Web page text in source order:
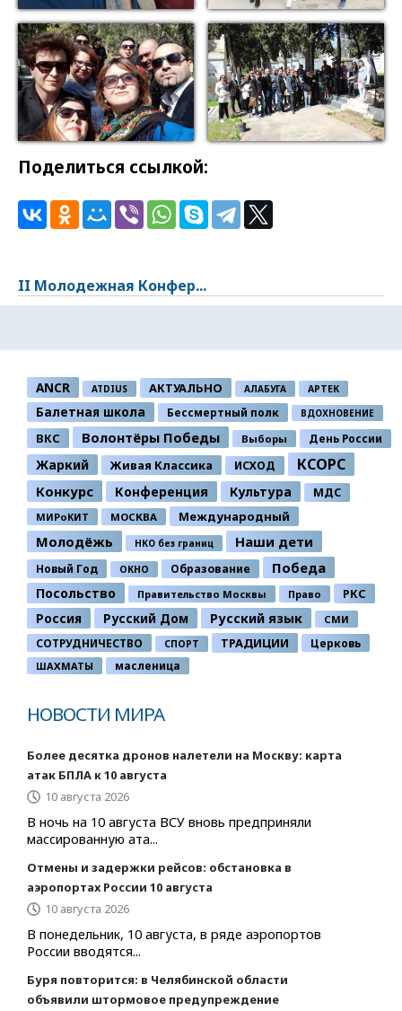
Поделиться ссылкой:
II Молодежная Конфер...
ANCR ATDIUS АКТУАЛЬНО АЛАБУГА АРТЕК
Балетная школа Бессмертный полк ВДОХНОВЕНИЕ
ВКС Волонтёры Победы Выборы День России
Жаркий Живая Классика ИСХОД КСОРС
Конкурс Конференция Культура МДС
МИРоКИТ МОСКВА Международный
Молодёжь НКО без границ Наши дети
Новый Год ОКНО Образование Победа
Посольство Правительство Москвы Право РКС
Россия Русский Дом Русский язык СМИ
СОТРУДНИЧЕСТВО СПОРТ ТРАДИЦИИ Церковь
ШАХМАТЫ масленица
НОВОСТИ МИРА
Более десятка дронов налетели на Москву: карта
атак БПЛА к 10 августа
10 августа 2026
В ночь на 10 августа ВСУ вновь предприняли
массированную ата...
Отмены и задержки рейсов: обстановка в
аэропортах России 10 августа
10 августа 2026
В понедельник, 10 августа, в ряде аэропортов
России вводятся...
Буря повторится: в Челябинской области
объявили штормовое предупреждение